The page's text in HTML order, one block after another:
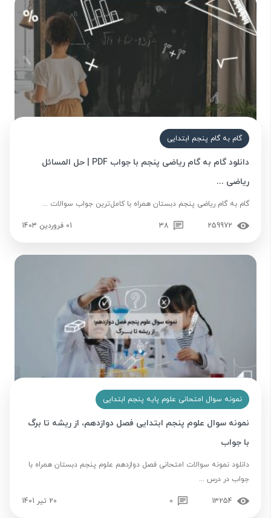
گام به گام پنجم ابتدایی
دانلود گام به گام ریاضی پنجم با جواب PDF | حل المسائل
ریاضی ...
گام به گام ریاضی پنجم دبستان همراه با کامل‌ترین جواب سوالات ...
259972
38 01 فروردین 1403
نمونه سوال امتحانی علوم پایه پنجم ابتدایی
نمونه سوال علوم پنجم ابتدایی فصل دوازدهم، از ریشه تا برگ
با جواب
دانلود نمونه سوالات امتحانی فصل دوازدهم علوم پنجم دبستان همراه با
جواب در درس ...
13254
0 20 تیر 1401